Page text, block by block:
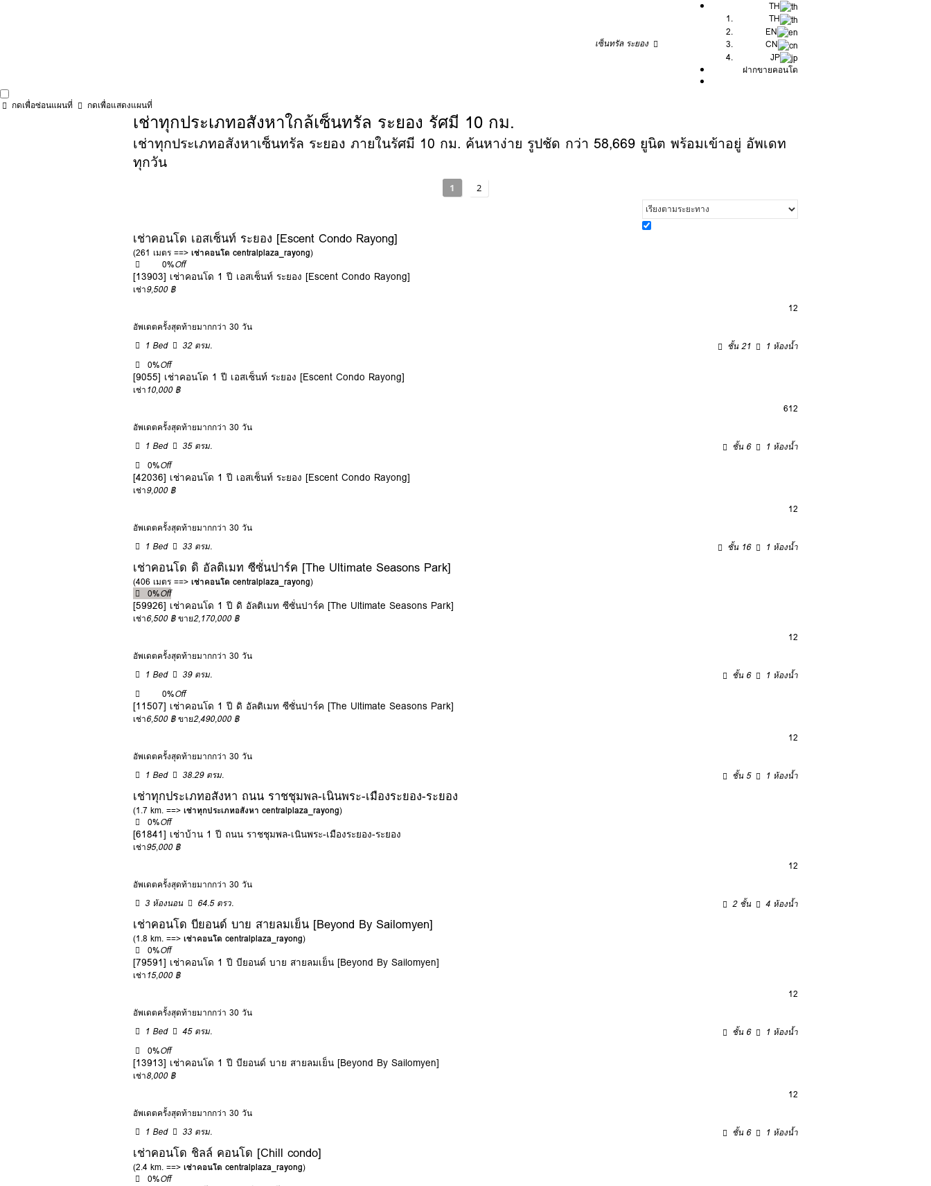
เซ็นทรัล ระยอง
TH
TH
EN
CN
JP
ฝากขายคอนโด
กดเพื่อซ่อนแผนที่ กดเพื่อแสดงแผนที่
เช่าทุกประเภทอสังหาใกล้เซ็นทรัล ระยอง รัศมี 10 กม.
เช่าทุกประเภทอสังหาเซ็นทรัล ระยอง ภายในรัศมี 10 กม. ค้นหาง่าย รูปชัด กว่า 58,669 ยูนิต พร้อมเข้าอยู่ อัพเดท
ทุกวัน
1 2
เช่าคอนโด เอสเซ็นท์ ระยอง [Escent Condo Rayong]
(261 เมตร ==> เช่าคอนโด centralplaza_rayong)
0%Off
[13903] เช่าคอนโด 1 ปี เอสเซ็นท์ ระยอง [Escent Condo Rayong]
เช่า9,500 ฿
12
อัพเดตครั้งสุดท้ายมากกว่า 30 วัน
1 Bed
32 ตรม. ชั้น 21
1 ห้องน้ำ
0%Off
[9055] เช่าคอนโด 1 ปี เอสเซ็นท์ ระยอง [Escent Condo Rayong]
เช่า10,000 ฿
612
อัพเดตครั้งสุดท้ายมากกว่า 30 วัน
1 Bed
35 ตรม. ชั้น 6
1 ห้องน้ำ
0%Off
[42036] เช่าคอนโด 1 ปี เอสเซ็นท์ ระยอง [Escent Condo Rayong]
เช่า9,000 ฿
12
อัพเดตครั้งสุดท้ายมากกว่า 30 วัน
1 Bed
33 ตรม. ชั้น 16 1 ห้องน้ำ
เช่าคอนโด ดิ อัลติเมท ซีซั่นปาร์ค [The Ultimate Seasons Park]
(406 เมตร ==> เช่าคอนโด centralplaza_rayong)
0%Off
[59926] เช่าคอนโด 1 ปี ดิ อัลติเมท ซีซั่นปาร์ค [The Ultimate Seasons Park]
เช่า6,500 ฿ ขาย2,170,000 ฿
12
อัพเดตครั้งสุดท้ายมากกว่า 30 วัน
1 Bed
39 ตรม. ชั้น 6
1 ห้องน้ำ
0%Off
[11507] เช่าคอนโด 1 ปี ดิ อัลติเมท ซีซั่นปาร์ค [The Ultimate Seasons Park]
เช่า6,500 ฿ ขาย2,490,000 ฿
12
อัพเดตครั้งสุดท้ายมากกว่า 30 วัน
1 Bed
38.29 ตรม. ชั้น 5 1 ห้องน้ำ
เช่าทุกประเภทอสังหา ถนน ราชชุมพล-เนินพระ-เมืองระยอง-ระยอง
(1.7 km. ==> เช่าทุกประเภทอสังหา centralplaza_rayong)
0%Off
[61841] เช่าบ้าน 1 ปี ถนน ราชชุมพล-เนินพระ-เมืองระยอง-ระยอง
เช่า95,000 ฿
12
อัพเดตครั้งสุดท้ายมากกว่า 30 วัน
3 ห้องนอน
64.5 ตรว. 2 ชั้น 4 ห้องน้ำ
เช่าคอนโด บียอนด์ บาย สายลมเย็น [Beyond By Sailomyen]
(1.8 km. ==> เช่าคอนโด centralplaza_rayong)
0%Off
[79591] เช่าคอนโด 1 ปี บียอนด์ บาย สายลมเย็น [Beyond By Sailomyen]
เช่า15,000 ฿
12
อัพเดตครั้งสุดท้ายมากกว่า 30 วัน
1 Bed
45 ตรม. ชั้น 6
1 ห้องน้ำ
0%Off
[13913] เช่าคอนโด 1 ปี บียอนด์ บาย สายลมเย็น [Beyond By Sailomyen]
เช่า8,000 ฿
12
อัพเดตครั้งสุดท้ายมากกว่า 30 วัน
1 Bed
33 ตรม. ชั้น 6 1 ห้องน้ำ
เช่าคอนโด ชิลล์ คอนโด [Chill condo]
(2.4 km. ==> เช่าคอนโด centralplaza_rayong)
0%Off